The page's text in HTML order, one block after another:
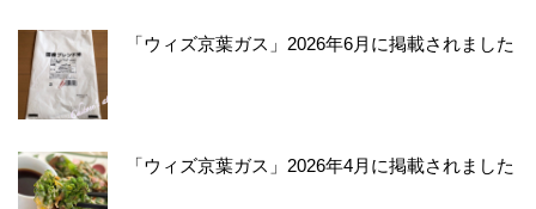
「ウィズ京葉ガス」2026年6月に掲載されました
「ウィズ京葉ガス」2026年4月に掲載されました